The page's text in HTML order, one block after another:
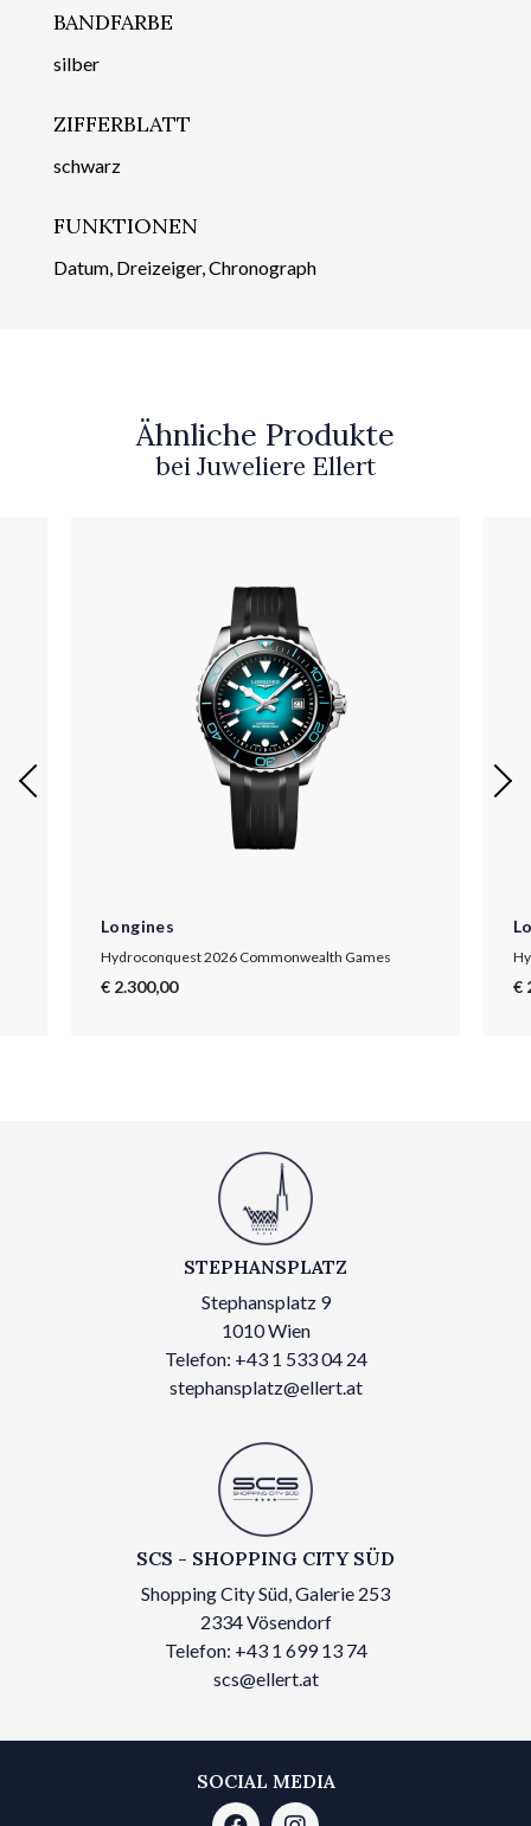
BANDFARBE
silber
ZIFFERBLATT
schwarz
FUNKTIONEN
Datum, Dreizeiger, Chronograph
Ähnliche Produkte
bei Juweliere Ellert
Longines
Hydroconquest 2026 Commonwealth Games
€ 2.300,00 €
STEPHANSPLATZ
Stephansplatz 9
1010 Wien
Telefon: +43 1 533 04 24
stephansplatz@ellert.at
SCS - SHOPPING CITY SÜD
Shopping City Süd, Galerie 253
2334 Vösendorf
Telefon: +43 1 699 13 74
scs@ellert.at
SOCIAL MEDIA